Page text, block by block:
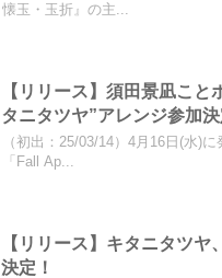
懐玉・玉折』の主...
【リリース】須田景凪こ
タニタツヤ”アレンジ参加決
（初出：25/03/14）4月16日(水)
「Fall Ap...
【リリース】キタニタツ
決定！